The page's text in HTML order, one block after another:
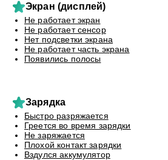
Экран (дисплей)
Не работает экран
Не работает сенсор
Нет подсветки экрана
Не работает часть экрана
Появились полосы
Зарядка
Быстро разряжается
Греется во время зарядки
Не заряжается
Плохой контакт зарядки
Вздулся аккумулятор